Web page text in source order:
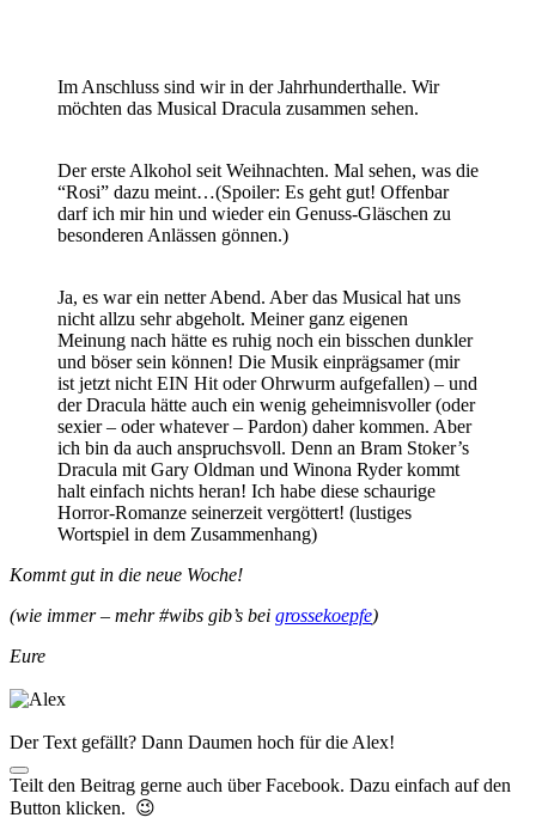
Im Anschluss sind wir in der Jahrhunderthalle. Wir
möchten das Musical Dracula zusammen sehen.
Der erste Alkohol seit Weihnachten. Mal sehen, was die
“Rosi” dazu meint…(Spoiler: Es geht gut! Offenbar
darf ich mir hin und wieder ein Genuss-Gläschen zu
besonderen Anlässen gönnen.)
Ja, es war ein netter Abend. Aber das Musical hat uns
nicht allzu sehr abgeholt. Meiner ganz eigenen
Meinung nach hätte es ruhig noch ein bisschen dunkler
und böser sein können! Die Musik einprägsamer (mir
ist jetzt nicht EIN Hit oder Ohrwurm aufgefallen) – und
der Dracula hätte auch ein wenig geheimnisvoller (oder
sexier – oder whatever – Pardon) daher kommen. Aber
ich bin da auch anspruchsvoll. Denn an Bram Stoker’s
Dracula mit Gary Oldman und Winona Ryder kommt
halt einfach nichts heran! Ich habe diese schaurige
Horror-Romanze seinerzeit vergöttert! (lustiges
Wortspiel in dem Zusammenhang)
Kommt gut in die neue Woche!
(wie immer – mehr #wibs gib’s bei grossekoepfe)
Eure
Der Text gefällt? Dann Daumen hoch für die Alex!
Teilt den Beitrag gerne auch über Facebook. Dazu einfach auf den
Button klicken. 😉